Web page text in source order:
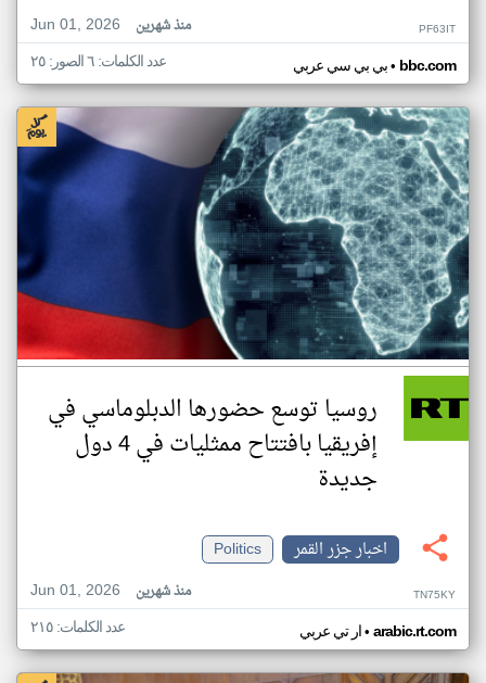
Jun 01, 2026
منذ شهرين PF63IT
بي بي سي عربي• bbc.com عدد الكلمات: ٦ الصور: ٢٥
روسيا توسع حضورها الدبلوماسي في
إفريقيا بافتتاح ممثليات في 4 دول
جديدة
اخبار جزر القمر
Politics
Jun 01, 2026
منذ شهرين TN75KY
ار تي عربي• arabic.rt.com عدد الكلمات: ٢١٥